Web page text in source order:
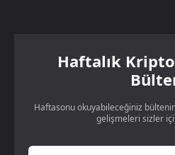
Haftalık
Haftasonu okuyabileceğiniz
gelişmeleri sizler